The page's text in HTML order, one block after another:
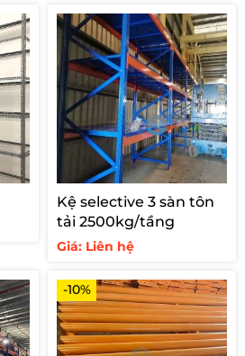
Kệ selective 3 sàn tôn
tải 2500kg/tầng
Giá: Liên hệ
-10%